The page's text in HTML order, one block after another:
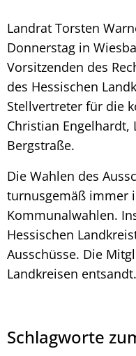
Landrat Torsten
Donnerstag in
Vorsitzenden des
des Hessischen
Stellvertreter für die
Christian Engelhardt,
Bergstraße.
Die Wahlen des
turnusgemäß immer
Kommunalwahlen.
Hessischen
Ausschüsse. Die
Landkreisen entsandt.
Schlagworte